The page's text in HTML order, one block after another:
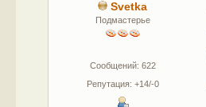
Svetka
Подмастерье
Сообщений: 622
Репутация: +14/-0